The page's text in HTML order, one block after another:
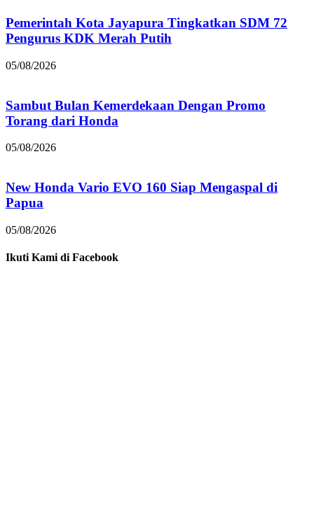
Pemerintah Kota Jayapura Tingkatkan SDM 72
Pengurus KDK Merah Putih
05/08/2026
Sambut Bulan Kemerdekaan Dengan Promo
Torang dari Honda
05/08/2026
New Honda Vario EVO 160 Siap Mengaspal di
Papua
05/08/2026
Ikuti Kami di Facebook